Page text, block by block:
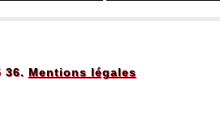
36. Mentions légales